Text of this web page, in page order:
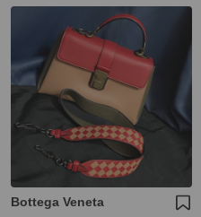
Bottega Veneta